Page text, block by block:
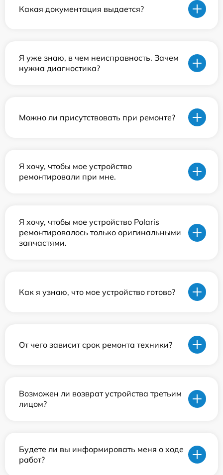
Какая документация выдается?
Я уже знаю, в чем неисправность. Зачем
нужна диагностика?
Можно ли присутствовать при ремонте?
Я хочу, чтобы мое устройство
ремонтировали при мне.
Я хочу, чтобы мое устройство Polaris
ремонтировалось только оригинальными
запчастями.
Как я узнаю, что мое устройство готово?
От чего зависит срок ремонта техники?
Возможен ли возврат устройства третьим
лицом?
Будете ли вы информировать меня о ходе
работ?